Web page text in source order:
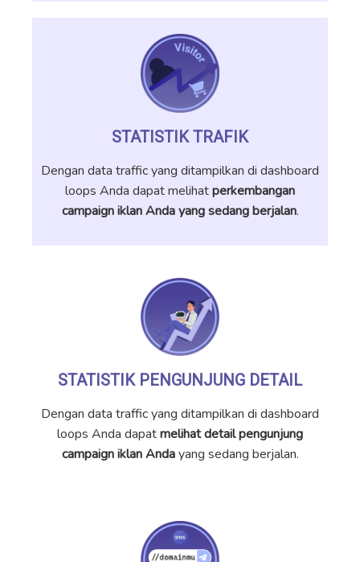
STATISTIK TRAFIK
Dengan data traffic yang ditampilkan di dashboard
loops Anda dapat melihatperkembangan
campaign iklan Anda yang sedang berjalan.
STATISTIK PENGUNJUNG DETAIL
Dengan data traffic yang ditampilkan di dashboard
loops Anda dapatmelihat detail pengunjung
campaign iklan Andayang sedang berjalan.